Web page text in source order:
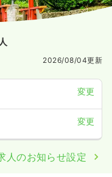
2026/08/04更新
変更
変更
人のお知らせ設定